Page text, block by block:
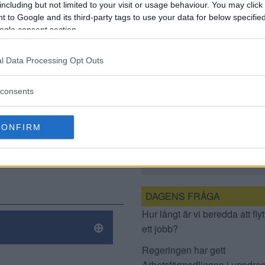
but not limited to your visit or usage behaviour. You may
to Google and its third-party tags to use your data for below
consent section.
Data Processing Opt Outs
Då
Gör
TESTAS
DAGENS FRÅGA
Hur långt är vi beredda att
ett jobb?
Regeringen har gett